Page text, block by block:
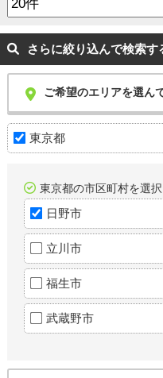
さらに絞り込んで検索す
ご希望のエリアを選ん
東京都
東京都の市区町村を選択
日野市
立川市
福生市
武蔵野市